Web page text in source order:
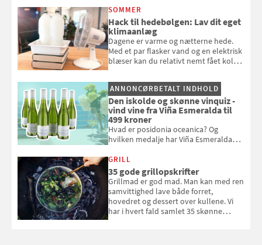
opmærksom, når du smider
badebassinet eller et badedyr ud
SOMMER
Hack til hedebølgen: Lav dit eget
klimaanlæg
Dagene er varme og nætterne hede.
Med et par flasker vand og en elektrisk
blæser kan du relativt nemt fået koldt
og se, hvordan du gør
ANNONCØRBETALT INDHOLD
Den iskolde og skønne vinquiz -
vind vine fra Viña Esmeralda til
499 kroner
Hvad er posidonia oceanica? Og
hvilken medalje har Viña Esmeralda
med i Samvirkes skønne vinquiz, hvor
du kan vinde 6 flasker vin fra Viña
Esmeralda. Konkurrencen slutter 1.
september 2026.
GRILL
35 gode grillopskrifter
Grillmad er god mad. Man kan med ren
samvittighed lave både forret,
hovedret og dessert over kullene. Vi
har i hvert fald samlet 35 skønne